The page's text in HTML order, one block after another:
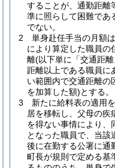
することが、通勤距離
準に照らして困難であ
でない。
2
単身赴任手当の月額
により算定した職員の
離(以下単に「交通距
距離以上である職員に
い範囲内で交通距離の
を加算した額)とする。
3
新たに給料表の適用
居を移転し、父母の疾
を得ない事情により、
となった職員で、当該
後に在勤する公署に通
町長が規則で定める基